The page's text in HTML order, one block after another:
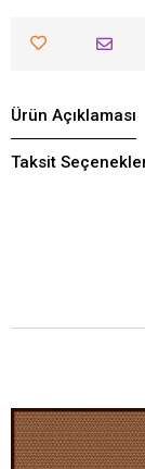
Ürün Açıklaması
Taksit